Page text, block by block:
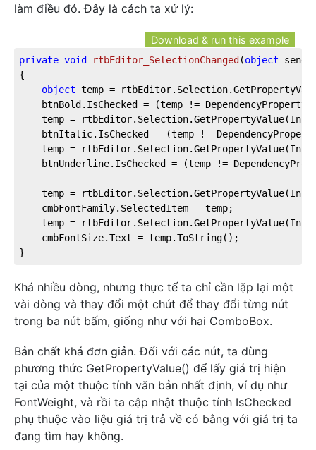
làm điều đó. Đây là cách ta xử lý:
Download & run this example
private void rtbEditor_SelectionChanged (object
{
object temp =
}
Khá nhiều dòng, nhưng thực tế ta chỉ cần lặp lại một
vài dòng và thay đổi một chút để thay đổi từng nút
trong ba nút bấm, giống như với hai ComboBox.
Bản chất khá đơn giản. Đối với các nút, ta dùng
phương thức GetPropertyValue() để lấy giá trị hiện
tại của một thuộc tính văn bản nhất định, ví dụ như
FontWeight, và rồi ta cập nhật thuộc tính IsChecked
phụ thuộc vào liệu giá trị trả về có bằng với giá trị ta
đang tìm hay không.